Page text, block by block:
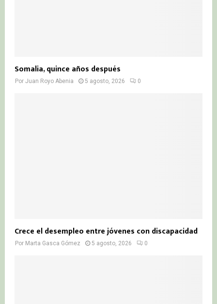
Somalia, quince años después
Por Juan Royo Abenia 5 agosto, 2026 0
Crece el desempleo entre jóvenes con discapacidad
Por Marta Gasca Gómez 5 agosto, 2026 0